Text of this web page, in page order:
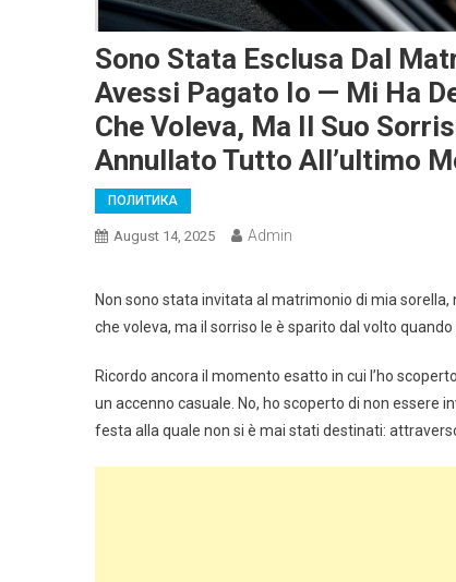
Sono Stata Esclusa Dal
Avessi Pagato Io — Mi Ha
Che Voleva, Ma Il Suo
Annullato Tutto All’ultimo
ПОЛИТИКА
August 14, 2025 Admin
Non sono stata invitata al matrimonio di mia sorella,
che voleva, ma il sorriso le è sparito dal volto
Ricordo ancora il momento esatto in cui l’ho
un accenno casuale. No, ho scoperto di non essere
festa alla quale non si è mai stati destinati: